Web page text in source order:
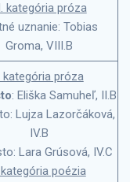
kategória próza
uznanie: Tobias
Groma, VIII.B
kategória próza
: Eliška Samuheľ, II.B
Lujza Lazorčáková,
IV.B
Lara Grúsová, IV.C
kategória poézia